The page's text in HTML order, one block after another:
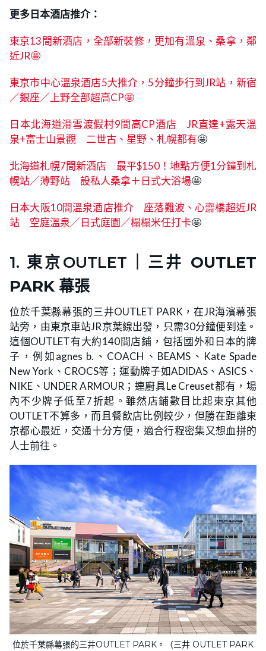
更多日本酒店推介：
東京13間新酒店，全部新裝修，更加有溫泉、桑拿，鄰
近JR🤩
東京市中心溫泉酒店5大推介，5分鐘步行到JR站，新宿
／銀座／上野全部超高CP🤩
日本北海道滑雪渡假村9間高CP酒店 JR直達+露天溫
泉+富士山景觀 二世古、星野、札幌都有🤩
北海道札幌7間新酒店 最平$150！地點方便1分鐘到札
幌站／薄野站 設私人桑拿＋日式大浴場🤩
日本大阪10間溫泉酒店推介 座落難波、心齋橋超近JR
站 空庭溫泉／日式庭園／榻榻米任打卡🤩
1. 東京OUTLET｜ 三井 OUTLET
PARK 幕張
位於千葉縣幕張的三井OUTLET PARK，在JR海濱幕張
站旁，由東京車站JR京葉線出發，只需30分鐘便到達。
這個OUTLET有大約140間店鋪，包括國外和日本的牌
子，例如agnes b.、COACH、BEAMS、Kate Spade
New York、CROCS等；運動牌子如ADIDAS、ASICS、
NIKE、UNDER ARMOUR；連廚具Le Creuset都有，場
內不少牌子低至7折起。雖然店鋪數目比起東京其他
OUTLET不算多，而且餐飲店比例較少，但勝在距離東
京都心最近，交通十分方便，適合行程密集又想血拼的
人士前往。
位於千葉縣幕張的三井OUTLET PARK。（三井 OUTLET PARK